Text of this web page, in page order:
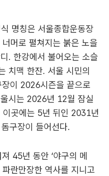
명칭은 서울종합운동장
머로 펼쳐지는 붉은 노을
. 한강에서 불어오는 소슬
치맥 한잔. 서울 시민의
장이 2026시즌을 끝으로
시는 2026년 12월 잠실
이곳에는 5년 뒤인 2031년
구장이 들어선다.
45년 동안 ‘야구의 메
란만장한 역사를 지니고